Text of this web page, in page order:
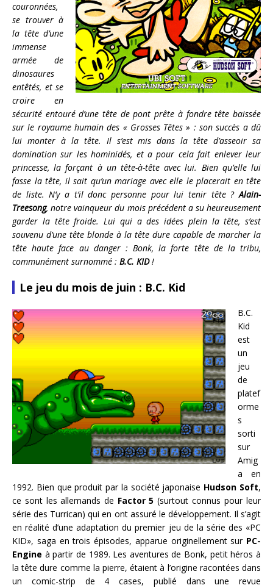
couronnées,
se trouver à
la tête d’une
immense
armée de
dinosaures
entêtés, et se
croire en
sécurité entouré d’une tête de pont prête à fondre tête baissée
sur le royaume humain des « Grosses Têtes » : son succès a dû
lui monter à la tête. Il s’est mis dans la tête d’asseoir sa
domination sur les hominidés, et a pour cela fait enlever leur
princesse, la forçant à un tête-à-tête avec lui. Bien qu’elle lui
fasse la tête, il sait qu’un mariage avec elle le placerait en tête
de liste. N’y a t’il donc personne pour lui tenir tête ?Alain-
Treesong, notre vainqueur du mois précédent a su heureusement
garder la tête froide. Lui qui a des idées plein la tête, s’est
souvenu d’une tête blonde à la tête dure capable de marcher la
tête haute face au danger : Bonk, la forte tête de la tribu,
communément surnommé : B.C. KID!
Le jeu du mois de juin : B.C. Kid
B.C.
Kid
est
un
jeu
de
platef
orme
s
sorti
sur
Amig
a en
1992. Bien que produit par la société japonaise Hudson Soft,
ce sont les allemands de Factor 5 (surtout connus pour leur
série des Turrican) qui en ont assuré le développement. Il s’agit
en réalité d’une adaptation du premier jeu de la série des «PC
KID», saga en trois épisodes, apparue originellement sur PC-
Engine à partir de 1989. Les aventures de Bonk, petit héros à
la tête dure comme la pierre, étaient à l’origine racontées dans
un comic-strip de 4 cases, publié dans une revue